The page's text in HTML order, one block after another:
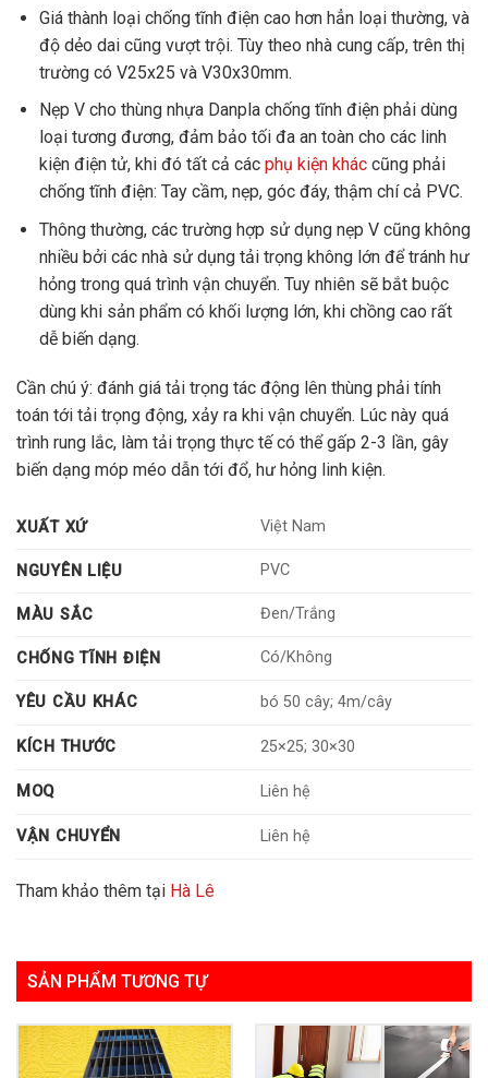
Giá thành loại chống tĩnh điện cao hơn hẳn loại thường, và
độ dẻo dai cũng vượt trội. Tùy theo nhà cung cấp, trên thị
trường có V25x25 và V30x30mm.
Nẹp V cho thùng nhựa Danpla chống tĩnh điện phải dùng
loại tương đương, đảm bảo tối đa an toàn cho các linh
kiện điện tử, khi đó tất cả các phụ kiện kháccũng phải
chống tĩnh điện: Tay cầm, nẹp, góc đáy, thậm chí cả PVC.
Thông thường, các trường hợp sử dụng nẹp V cũng không
nhiều bởi các nhà sử dụng tải trọng không lớn để tránh hư
hỏng trong quá trình vận chuyển. Tuy nhiên sẽ bắt buộc
dùng khi sản phẩm có khối lượng lớn, khi chồng cao rất
dễ biến dạng.
Cần chú ý: đánh giá tải trọng tác động lên thùng phải tính
toán tới tải trọng động, xảy ra khi vận chuyển. Lúc này quá
trình rung lắc, làm tải trọng thực tế có thể gấp 2-3 lần, gây
biến dạng móp méo dẫn tới đổ, hư hỏng linh kiện.
XUẤT XỨ Việt Nam
NGUYÊN LIỆU PVC
MÀU SẮC Đen/Trắng
CHỐNG TĨNH ĐIỆN Có/Không
YÊU CẦU KHÁC bó 50 cây; 4m/cây
KÍCH THƯỚC 25×25; 30×30
MOQ Liên hệ
VẬN CHUYỂN Liên hệ
Tham khảo thêm tại Hà Lê
SẢN PHẨM TƯƠNG TỰ